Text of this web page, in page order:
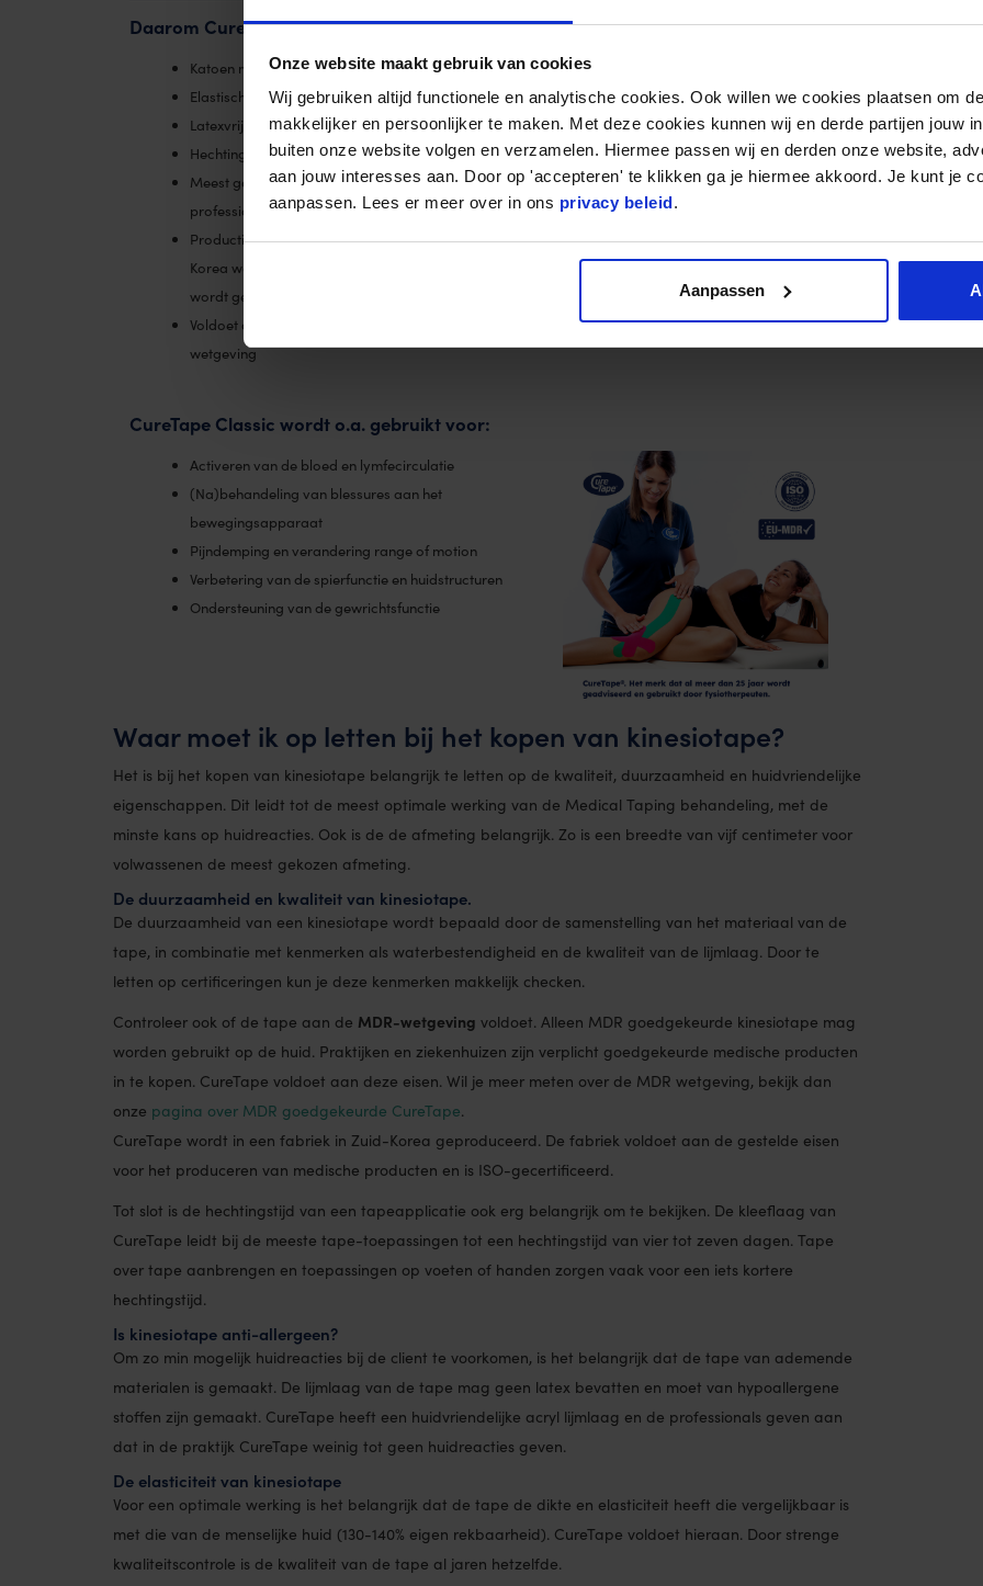
Onze website maakt gebruik van cookies
Wij gebruiken altijd functionele en analytische cookies. Ook willen we cookies plaatsen om
makkelijker en persoonlijker te maken. Met deze cookies kunnen wij en derde partijen jouw
buiten onze website volgen en verzamelen. Hiermee passen wij en derden onze website,
aan jouw interesses aan. Door op 'accepteren' te klikken ga je hiermee akkoord. Je kunt je
aanpassen. Lees er meer over in ons privacy beleid.
Aanpassen
Daarom CureTape Classic:
Katoen met hypoallergene acryllijmlaag
Elastisch, ademend en waterbestendig
Latexvrij
Hechtingstijd 4-7 dagen
Meest gebruikte merk kinesiotape onder
professionals
Productie in een ISO-gecertificeerde fabriek in Zuid-
Korea waardoor constante, hoogwaardige kwaliteit
wordt gegarandeerd
Voldoet aan nieuwste Europese medische MDR-
wetgeving
CureTape Classic wordt o.a. gebruikt voor:
Activeren van de bloed en lymfecirculatie
(Na)behandeling van blessures aan het
bewegingsapparaat
Pijndemping en verandering range of motion
Verbetering van de spierfunctie en huidstructuren
Ondersteuning van de gewrichtsfunctie
Waar moet ik op letten bij het kopen van kinesiotape?
Het is bij het kopen van kinesiotape belangrijk te letten op de kwaliteit, duurzaamheid en huidvriendelijke
eigenschappen. Dit leidt tot de meest optimale werking van de Medical Taping behandeling, met de
minste kans op huidreacties. Ook is de de afmeting belangrijk. Zo is een breedte van vijf centimeter voor
volwassenen de meest gekozen afmeting.
De duurzaamheid en kwaliteit van kinesiotape.
De duurzaamheid van een kinesiotape wordt bepaald door de samenstelling van het materiaal van de
tape, in combinatie met kenmerken als waterbestendigheid en de kwaliteit van de lijmlaag. Door te
letten op certificeringen kun je deze kenmerken makkelijk checken.
Controleer ook of de tape aan de MDR-wetgeving voldoet. Alleen MDR goedgekeurde kinesiotape mag
worden gebruikt op de huid. Praktijken en ziekenhuizen zijn verplicht goedgekeurde medische producten
in te kopen. CureTape voldoet aan deze eisen. Wil je meer meten over de MDR wetgeving, bekijk dan
onze pagina over MDR goedgekeurde CureTape.
CureTape wordt in een fabriek in Zuid-Korea geproduceerd. De fabriek voldoet aan de gestelde eisen
voor het produceren van medische producten en is ISO-gecertificeerd.
Tot slot is de hechtingstijd van een tapeapplicatie ook erg belangrijk om te bekijken. De kleeflaag van
CureTape leidt bij de meeste tape-toepassingen tot een hechtingstijd van vier tot zeven dagen. Tape
over tape aanbrengen en toepassingen op voeten of handen zorgen vaak voor een iets kortere
hechtingstijd.
Is kinesiotape anti-allergeen?
Om zo min mogelijk huidreacties bij de client te voorkomen, is het belangrijk dat de tape van ademende
materialen is gemaakt. De lijmlaag van de tape mag geen latex bevatten en moet van hypoallergene
stoffen zijn gemaakt. CureTape heeft een huidvriendelijke acryl lijmlaag en de professionals geven aan
dat in de praktijk CureTape weinig tot geen huidreacties geven.
De elasticiteit van kinesiotape
Voor een optimale werking is het belangrijk dat de tape de dikte en elasticiteit heeft die vergelijkbaar is
met die van de menselijke huid (130-140% eigen rekbaarheid). CureTape voldoet hieraan. Door strenge
kwaliteitscontrole is de kwaliteit van de tape al jaren hetzelfde.